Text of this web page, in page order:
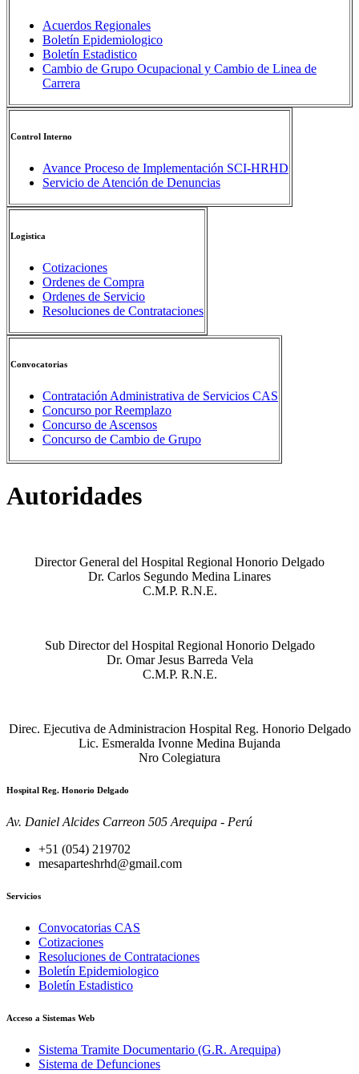
Acuerdos Regionales
Boletín Epidemiologico
Boletín Estadistico
Cambio de Grupo Ocupacional y Cambio de Linea de
Carrera
Control Interno
Avance Proceso de Implementación SCI-HRHD
Servicio de Atención de Denuncias
Logistica
Cotizaciones
Ordenes de Compra
Ordenes de Servicio
Resoluciones de Contrataciones
Convocatorias
Contratación Administrativa de Servicios CAS
Concurso por Reemplazo
Concurso de Ascensos
Concurso de Cambio de Grupo
Autoridades
Director General del Hospital Regional Honorio Delgado
Dr. Carlos Segundo Medina Linares
C.M.P. R.N.E.
Sub Director del Hospital Regional Honorio Delgado
Dr. Omar Jesus Barreda Vela
C.M.P. R.N.E.
Direc. Ejecutiva de Administracion Hospital Reg. Honorio Delgado
Lic. Esmeralda Ivonne Medina Bujanda
Nro Colegiatura
Hospital Reg. Honorio Delgado
Av. Daniel Alcides Carreon 505 Arequipa - Perú
+51 (054) 219702
mesaparteshrhd@gmail.com
Servicios
Convocatorias CAS
Cotizaciones
Resoluciones de Contrataciones
Boletín Epidemiologico
Boletín Estadistico
Acceso a Sistemas Web
Sistema Tramite Documentario (G.R. Arequipa)
Sistema de Defunciones